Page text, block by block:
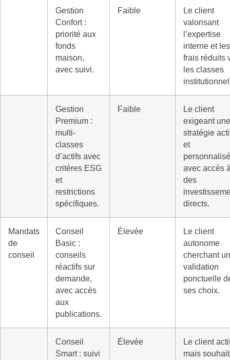
Gestion
Confort :
priorité aux
fonds
maison,
avec suivi.
Faible
Le client
valorisant
l’expertise
interne et les
frais réduits
les classes
Gestion
Premium :
multi-
classes
d’actifs avec
critères ESG
et
restrictions
spécifiques.
Faible
Le client
exigeant une
stratégie
et
avec accès
des
directs.
Mandats
de
conseil
Conseil
Basic :
conseils
réactifs sur
demande,
avec accès
aux
publications.
Élevée
Le client
autonome
cherchant
validation
ponctuelle
ses choix.
Conseil
Smart : suivi
Élevée
Le client
mais